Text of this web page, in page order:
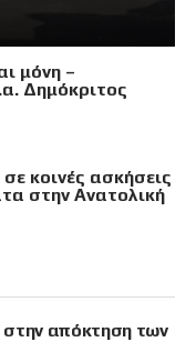
μόνη –
Δημόκριτος
κοινές ασκήσεις
στην Ανατολική
στην απόκτηση των